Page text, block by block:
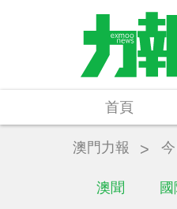
首頁
澳聞
澳門力報